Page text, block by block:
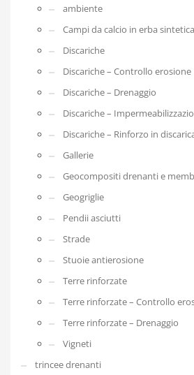
ambiente
Campi da calcio in erba
Discariche
Discariche – Controllo erosione
Discariche – Drenaggio
Discariche –
Discariche – Rinforzo in
Gallerie
Geocompositi drenanti e
Geogriglie
Pendii asciutti
Strade
Stuoie antierosione
Terre rinforzate
Terre rinforzate – Controllo
Terre rinforzate – Drenaggio
Vigneti
trincee drenanti